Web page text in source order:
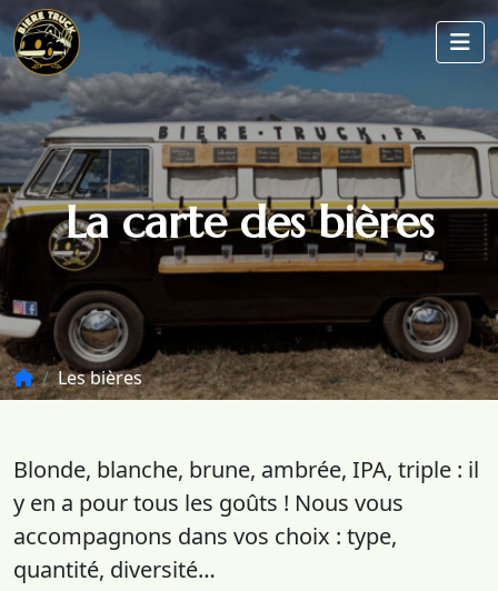
La carte des bières
Les bières
Blonde, blanche, brune, ambrée, IPA, triple : il
y en a pour tous les goûts ! Nous vous
accompagnons dans vos choix : type,
quantité, diversité…